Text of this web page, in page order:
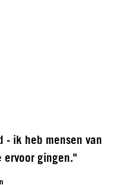
- ik heb mensen van
ervoor gingen."